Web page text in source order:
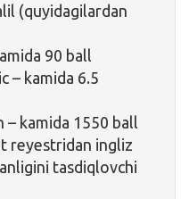
(quyidagilardan
90 ball
– kamida 6.5
– kamida 1550 ball
reyestridan ingliz
tasdiqlovchi